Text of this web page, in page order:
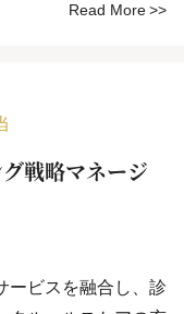
Read More
戦略マネージ
ービスを融合し、診